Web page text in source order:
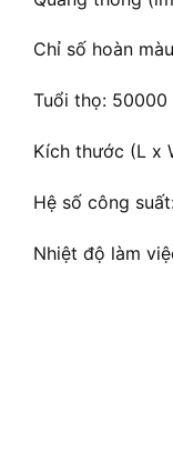
Chỉ số hoàn
Tuổi thọ: 50000
Kích thước (L x
Hệ số công
Nhiệt độ làm